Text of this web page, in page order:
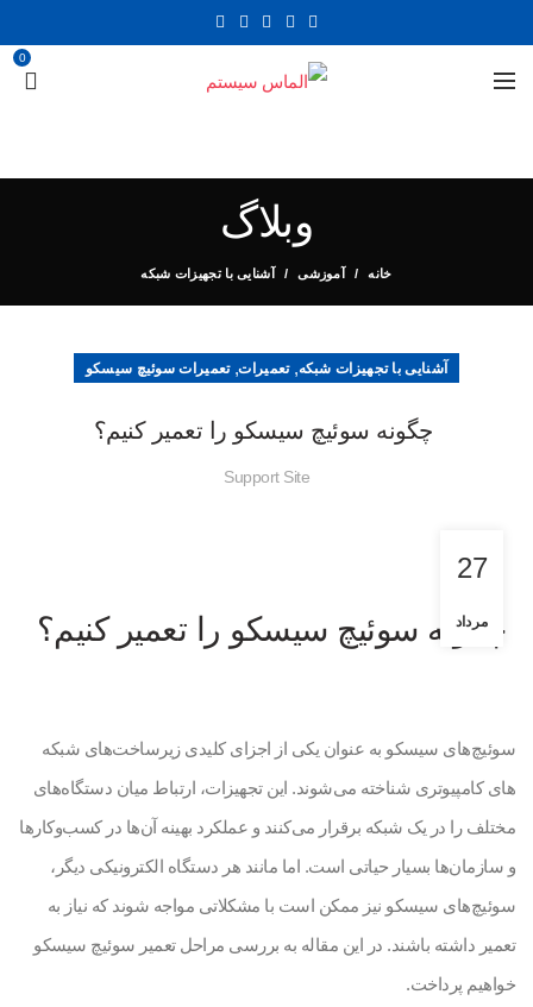
0
وبلاگ
خانه آموزشی آشنایی با تجهیزات شبکه
آشنایی با تجهیزات شبکه,تعمیرات,تعمیرات سوئیچ سیسکو
چگونه سوئیچ سیسکو را تعمیر کنیم؟
Support Site
27
مرداد
چگونه سوئیچ سیسکو را تعمیر کنیم؟
سوئیچ‌های سیسکو به عنوان یکی از اجزای کلیدی زیرساخت‌های شبکه‌
های کامپیوتری شناخته می‌شوند. این تجهیزات، ارتباط میان دستگاه‌های
مختلف را در یک شبکه برقرار می‌کنند و عملکرد بهینه آن‌ها در کسب‌وکارها
و سازمان‌ها بسیار حیاتی است. اما مانند هر دستگاه الکترونیکی دیگر،
سوئیچ‌های سیسکو نیز ممکن است با مشکلاتی مواجه شوند که نیاز به
تعمیر داشته باشند. در این مقاله به بررسی مراحل تعمیر سوئیچ سیسکو
خواهیم پرداخت.